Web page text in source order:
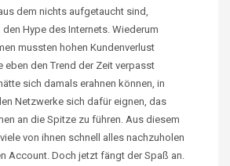
dem nichts aufgetaucht sind,
Hype des Internets. Wiederum
mussten hohen Kundenverlust
eben den Trend der Zeit verpasst
sich damals erahnen können, in
Netzwerke sich dafür eignen, das
an die Spitze zu führen. Aus diesem
von ihnen schnell alles nachzuholen
Account. Doch jetzt fängt der Spaß an.